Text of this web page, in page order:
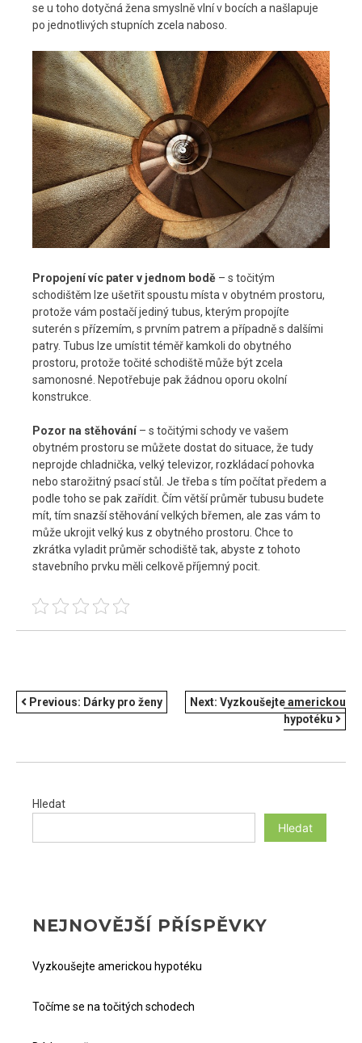
se u toho dotyčná žena smyslně vlní v bocích a našlapuje
po jednotlivých stupních zcela naboso.
Propojení víc pater v jednom bodě – s točitým
schodištěm lze ušetřit spoustu místa v obytném prostoru,
protože vám postačí jediný tubus, kterým propojíte
suterén s přízemím, s prvním patrem a případně s dalšími
patry. Tubus lze umístit téměř kamkoli do obytného
prostoru, protože točité schodiště může být zcela
samonosné. Nepotřebuje pak žádnou oporu okolní
konstrukce.
Pozor na stěhování – s točitými schody ve vašem
obytném prostoru se můžete dostat do situace, že tudy
neprojde chladnička, velký televizor, rozkládací pohovka
nebo starožitný psací stůl. Je třeba s tím počítat předem a
podle toho se pak zařídit. Čím větší průměr tubusu budete
mít, tím snazší stěhování velkých břemen, ale zas vám to
může ukrojit velký kus z obytného prostoru. Chce to
zkrátka vyladit průměr schodiště tak, abyste z tohoto
stavebního prvku měli celkově příjemný pocit.
NAVIGACE
Previous: Dárky pro ženy Next: Vyzkoušejte americkou
hypotéku
Hledat
Hledat
NEJNOVĚJŠÍ PŘÍSPĚVKY
Vyzkoušejte americkou hypotéku
Točíme se na točitých schodech